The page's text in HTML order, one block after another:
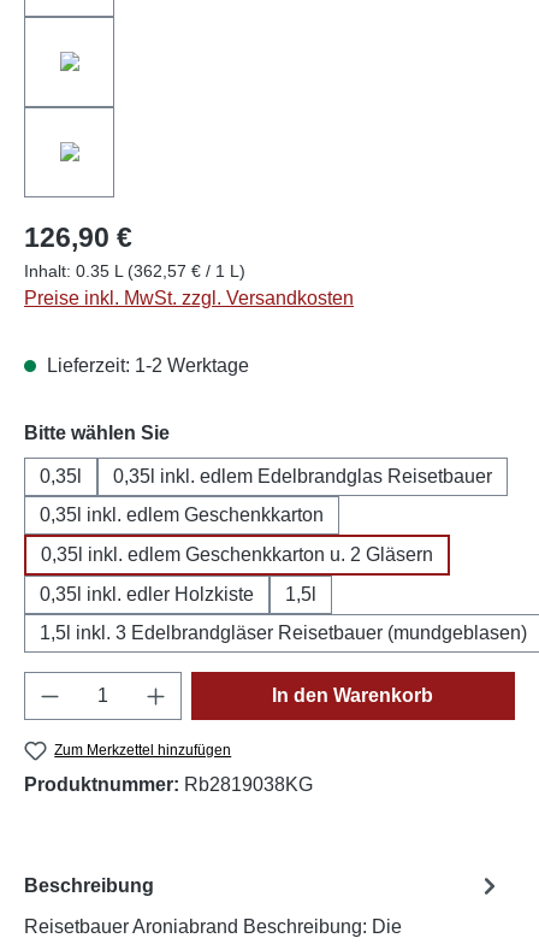
126,90 €
Inhalt: 0.35 L (362,57 € / 1 L)
Preise inkl. MwSt. zzgl. Versandkosten
Lieferzeit: 1-2 Werktage
Bitte wählen Sieauswählen
0,35l
0,35l inkl. edlem Edelbrandglas Reisetbauer
0,35l inkl. edlem Geschenkkarton
0,35l inkl. edlem Geschenkkarton u. 2 Gläsern
0,35l inkl. edler Holzkiste
1,5l
1,5l inkl. 3 Edelbrandgläser Reisetbauer (mundgeblasen)
Produkt Anzahl: Gib den gewünschten
In den Warenkorb
Zum Merkzettel hinzufügen
Produktnummer: Rb2819038KG
Beschreibung
Reisetbauer Aroniabrand Beschreibung: Die